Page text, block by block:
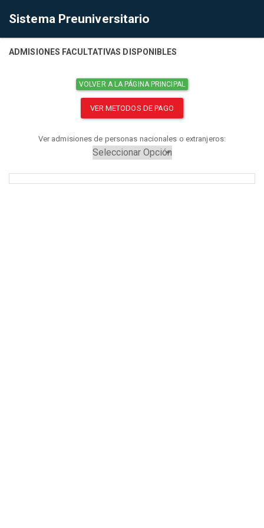
Sistema Preuniversitario
ADMISIONES FACULTATIVAS DISPONIBLES
VOLVER A LA PÁGINA PRINCIPAL
VER METODOS DE PAGO
Ver admisiones de personas nacionales o extranjeros: